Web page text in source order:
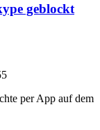
geblockt
per App auf dem